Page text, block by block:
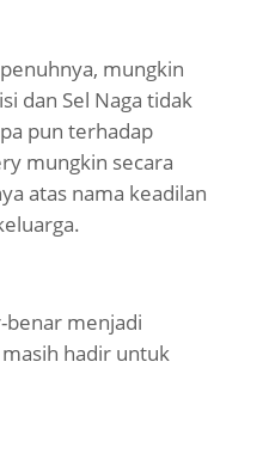
mungkin
dan Sel Naga tidak
pun terhadap
mungkin secara
atas nama keadilan
benar menjadi
hadir untuk